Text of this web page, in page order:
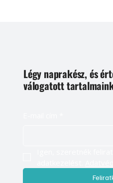
Légy naprakész, és
válogatott